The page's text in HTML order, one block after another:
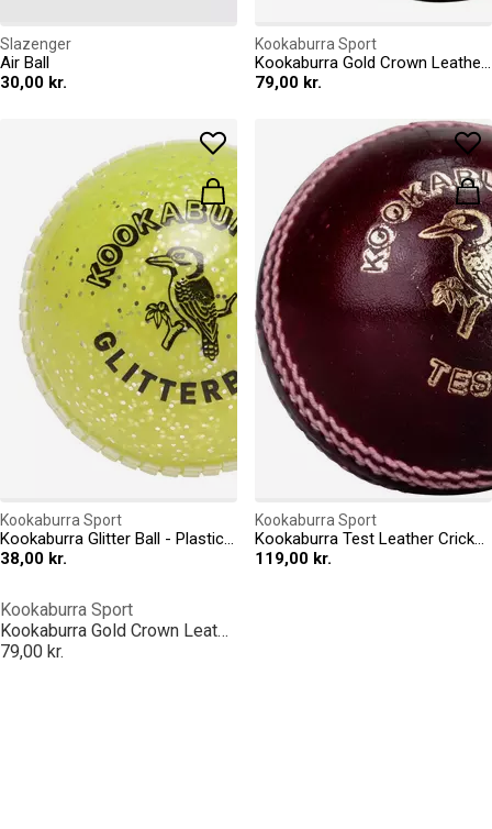
Slazenger
Air Ball
30,00 kr.
Kookaburra Sport
Kookaburra Gold Crown Leather Cricket Ball - Youth Size
79,00 kr.
Kookaburra Sport
Kookaburra Glitter Ball - Plastic - Junior Size
38,00 kr.
Kookaburra Sport
Kookaburra Test Leather Cricket Ball - Adult Mens Size
119,00 kr.
Kookaburra Sport
Kookaburra Gold Crown Leather Cricket Ball - Adult Mens Size
79,00 kr.